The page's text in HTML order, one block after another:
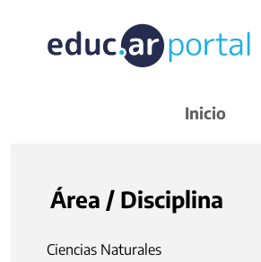
Inicio
Área / Disciplina
Ciencias Naturales